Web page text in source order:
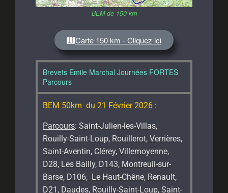
BEM de 150 km
Carte 150 km - Cliquez ici
Brevets Emile Marchal Journées FORTES
Parcours
BEM 50km du 21 Février 2026 :
Parcours: Saint-Julien-les-Villas,
Rouilly-Saint-Loup, Rouillerot, Verrières,
Saint-Aventin, Clérey, Villemoyenne,
D28, Les Bailly, D143, Montreuil-sur-
Barse, D106, Le Haut-Chêne, Renault,
D21, Daudes, Rouilly-Saint-Loup, Saint-